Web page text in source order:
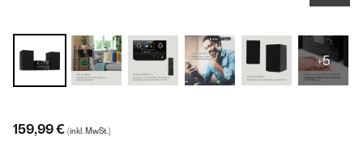
+5
159,99 € (inkl. MwSt.)